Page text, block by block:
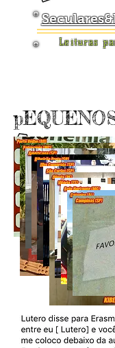
Leituras